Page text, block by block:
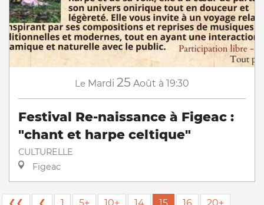
Le Mardi 25 Août à 19:30
Festival Re-naissance à Figeac :
"chant et harpe celtique"
CULTURELLE
Figeac